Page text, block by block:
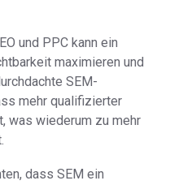
und PPC kann ein
maximieren und
SEM-
mehr qualifizierter
was wiederum zu mehr
dass SEM ein